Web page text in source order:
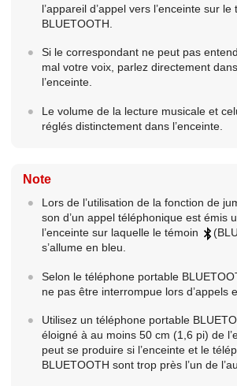
l’appareil d’appel vers l’enceinte sur
BLUETOOTH.
Si le correspondant ne peut pas
mal votre voix, parlez directement
l’enceinte.
Le volume de la lecture musicale et
réglés distinctement dans l’enceinte.
Note
Lors de l’utilisation de la fonction de
son d’un appel téléphonique est émis
l’enceinte sur laquelle le témoin
s’allume en bleu.
Selon le téléphone portable
ne pas être interrompue lors d’appels
Utilisez un téléphone portable
éloigné à au moins 50 cm (1,6 pi) de
peut se produire si l’enceinte et le
BLUETOOTH sont trop près l’un de